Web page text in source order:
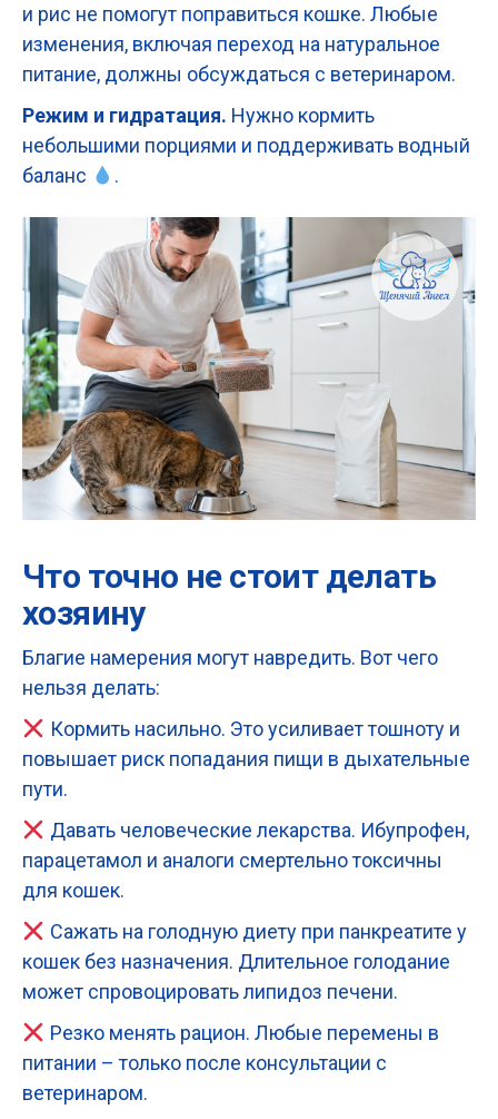
и рис не помогут поправиться кошке. Любые
изменения, включая переход на натуральное
питание, должны обсуждаться с ветеринаром.
Режим и гидратация. Нужно кормить
небольшими порциями и поддерживать водный
баланс
.
Что точно не стоит делать
хозяину
Благие намерения могут навредить. Вот чего
нельзя делать:
Кормить насильно. Это усиливает тошноту и
повышает риск попадания пищи в дыхательные
пути.
Давать человеческие лекарства. Ибупрофен,
парацетамол и аналоги смертельно токсичны
для кошек.
Сажать на голодную диету при панкреатите у
кошек без назначения. Длительное голодание
может спровоцировать липидоз печени.
Резко менять рацион. Любые перемены в
питании – только после консультации с
ветеринаром.